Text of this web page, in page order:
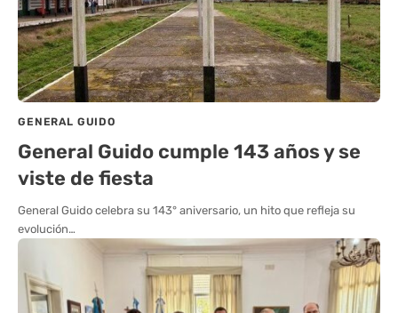
GENERAL GUIDO
General Guido cumple 143 años y se
viste de fiesta
General Guido celebra su 143° aniversario, un hito que refleja su
evolución…